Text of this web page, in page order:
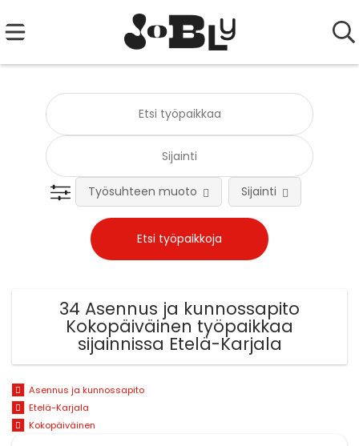
Työsuhteen muoto Sijainti
34 Asennus ja kunnossapito
Kokopäiväinen työpaikkaa
sijainnissa Etelä-Karjala
Asennus ja kunnossapito
Etelä-Karjala
Kokopäiväinen